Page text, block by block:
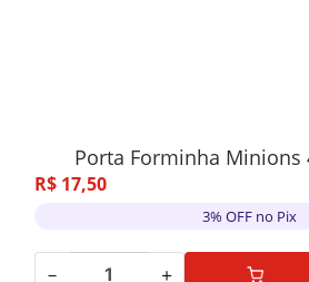
Porta Forminha Minions
R$ 17,50
3% OFF no Pix
－ ＋